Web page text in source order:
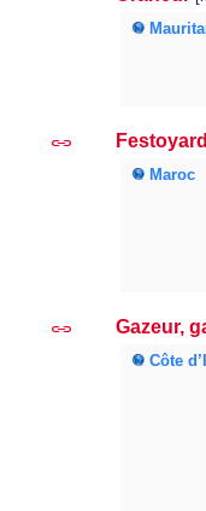
Maroc
Gazeur,
Côte